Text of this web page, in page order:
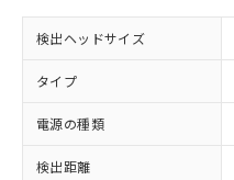
検出ヘッドサイズ
タイプ
電源の種類
検出距離